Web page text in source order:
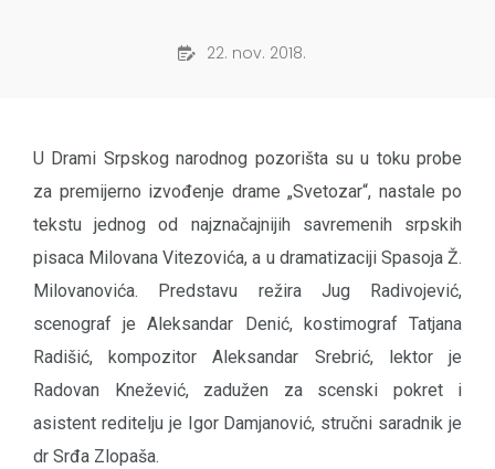
22. nov. 2018.
U Drami Srpskog narodnog pozorišta su u toku probe
za premijerno izvođenje drame „Svetozar“, nastale po
tekstu jednog od najznačajnijih savremenih srpskih
pisaca Milovana Vitezovića, a u dramatizaciji Spasoja Ž.
Milovanovića. Predstavu režira Jug Radivojević,
scenograf je Aleksandar Denić, kostimograf Tatjana
Radišić, kompozitor Aleksandar Srebrić, lektor je
Radovan Knežević, zadužen za scenski pokret i
asistent reditelju je Igor Damjanović, stručni saradnik je
dr Srđa Zlopaša.